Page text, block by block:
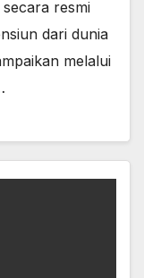
resmi
dari dunia
melalui